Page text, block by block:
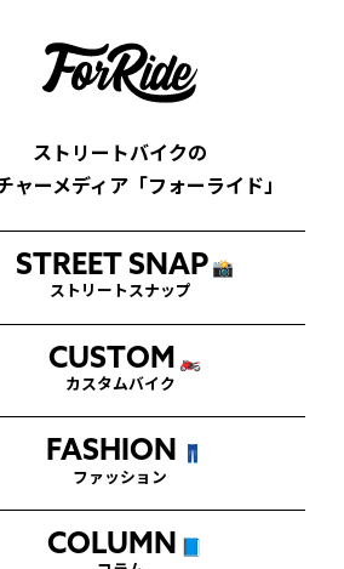
ストリートバイクの
ャーメディア「フォーライド」
STREET SNAP 📸
ストリートスナップ
CUSTOM 🏍
カスタムバイク
FASHION 👖
ファッション
COLUMN